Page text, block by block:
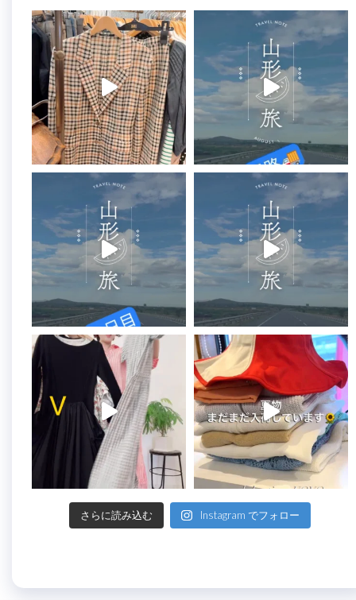
さらに読み込む Instagram でフォロー